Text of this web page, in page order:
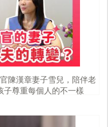
陳漢章妻子雪兒，陪伴老
子尊重每個人的不一樣